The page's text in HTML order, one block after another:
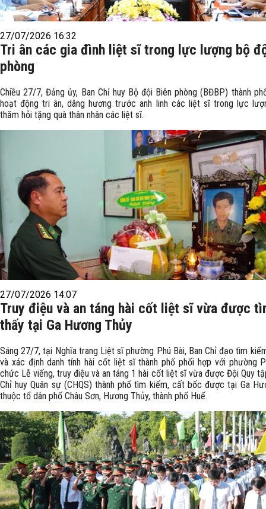
27/07/2026 16:32
Tri ân các gia đình liệt sĩ trong lực lượng bộ
phòng
Chiều 27/7, Đảng ủy, Ban Chỉ huy Bộ đội Biên phòng (BĐBP) thành
hoạt động tri ân, dâng hương trước anh linh các liệt sĩ trong lực
thăm hỏi tặng quà thân nhân các liệt sĩ.
27/07/2026 14:07
Truy điệu và an táng hài cốt liệt sĩ vừa được
thấy tại Ga Hương Thủy
Sáng 27/7, tại Nghĩa trang Liệt sĩ phường Phú Bài, Ban Chỉ đạo tìm
và xác định danh tính hài cốt liệt sĩ thành phố phối hợp với phường
chức Lễ viếng, truy điệu và an táng 1 hài cốt liệt sĩ vừa được Đội Quy
Chỉ huy Quân sự (CHQS) thành phố tìm kiếm, cất bốc được tại Ga
thuộc tổ dân phố Châu Sơn, Hương Thủy, thành phố Huế.